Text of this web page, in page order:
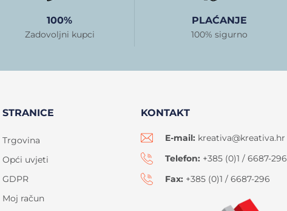
100%
Zadovoljni kupci
PLAĆANJE
100% sigurno
STRANICE
Trgovina
Opći uvjeti
GDPR
Moj račun
KONTAKT
E-mail: kreativa@kreativa.hr
Telefon: +385 (0)1 / 6687-296
Fax: +385 (0)1 / 6687-296